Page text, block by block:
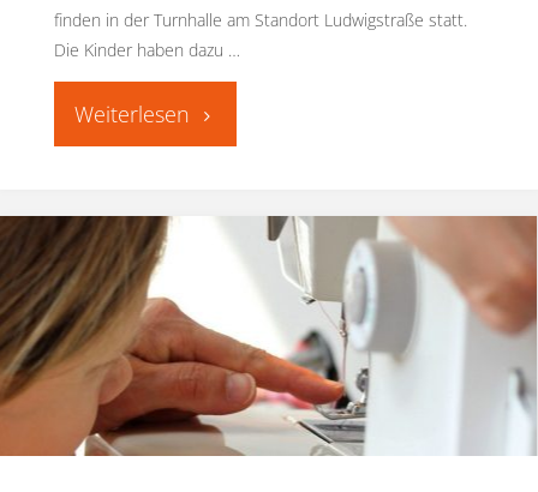
finden in der Turnhalle am Standort Ludwigstraße statt.
Die Kinder haben dazu …
"Alles